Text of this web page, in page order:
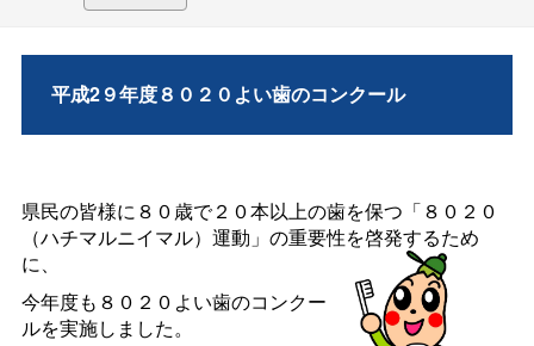
平成2９年度８０２０よい歯のコンクール
県民の皆様に８０歳で２０本以上の歯を保つ「８０２０
（ハチマルニイマル）運動」の重要性を啓発するため
に、
今年度も８０２０よい歯のコンクー
ルを実施しました。